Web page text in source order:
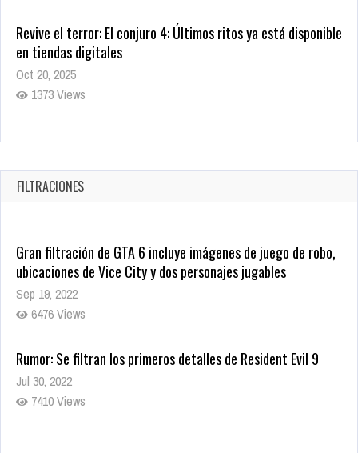
Revive el terror: El conjuro 4: Últimos ritos ya está disponible
en tiendas digitales
Oct 20, 2025
1373 Views
Warner Bros. lleva a las tiendas digitales su racha de
Oct 17, 2025
1429 Views
FILTRACIONES
Gran filtración de GTA 6 incluye imágenes de juego de robo,
ubicaciones de Vice City y dos personajes jugables
Sep 19, 2022
6476 Views
Rumor: Se filtran los primeros detalles de Resident Evil 9
Jul 30, 2022
7410 Views